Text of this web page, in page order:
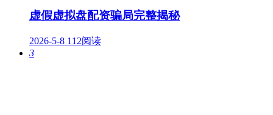
虚假虚拟盘配资骗局完整揭秘
2026-5-8 112阅读
3